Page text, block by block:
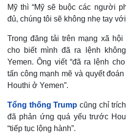
Mỹ thì “Mỹ sẽ buộc các người
đủ, chúng tôi sẽ không nhẹ tay với
Trong đăng tải trên mạng xã hội
cho biết mình đã ra lệnh
Yemen. Ông viết “đã ra lệnh
tấn công mạnh mẽ và quyết
Houthi ở Yemen”.
Tổng thống Trump cũng chỉ
đã phản ứng quá yếu trước
“tiếp tục lộng hành”.